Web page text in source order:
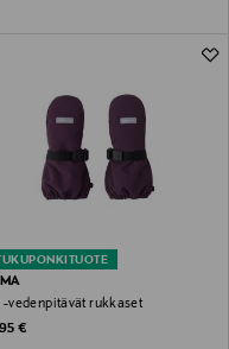
-vedenpitävät rukkaset
Price
€